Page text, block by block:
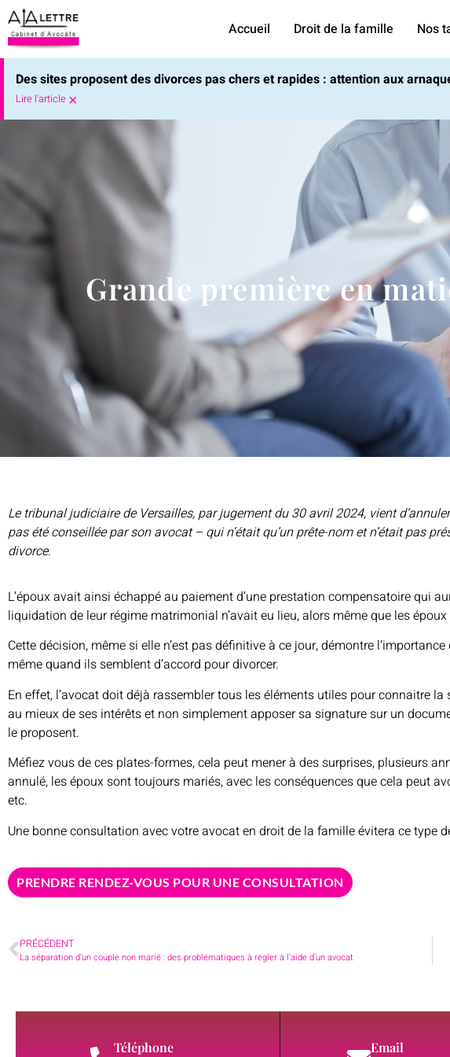
Accueil Droit de la famille Nos
Des sites proposent des divorces pas chers et rapides : attention aux
Lire l'article ×
Grande première en
Le tribunal judiciaire de Versailles, par jugement du 30 avril 2024, vient
pas été conseillée par son avocat – qui n’était qu’un prête-nom et n’était pas
divorce.
L’époux avait ainsi échappé au paiement d’une prestation compensatoire qui
liquidation de leur régime matrimonial n’avait eu lieu, alors même que les
Cette décision, même si elle n’est pas définitive à ce jour, démontre
même quand ils semblent d’accord pour divorcer.
En effet, l’avocat doit déjà rassembler tous les éléments utiles pour connaitre
au mieux de ses intérêts et non simplement apposer sa signature sur un
le proposent.
Méfiez vous de ces plates-formes, cela peut mener à des surprises, plusieurs
annulé, les époux sont toujours mariés, avec les conséquences que cela peut
etc.
Une bonne consultation avec votre avocat en droit de la famille évitera ce type
PRENDRE RENDEZ-VOUS POUR UNE CONSULTATION
PRÉCÉDENT
La séparation d’un couple non marié : des problématiques à régler à l’aide d’un avocat
Téléphone Email